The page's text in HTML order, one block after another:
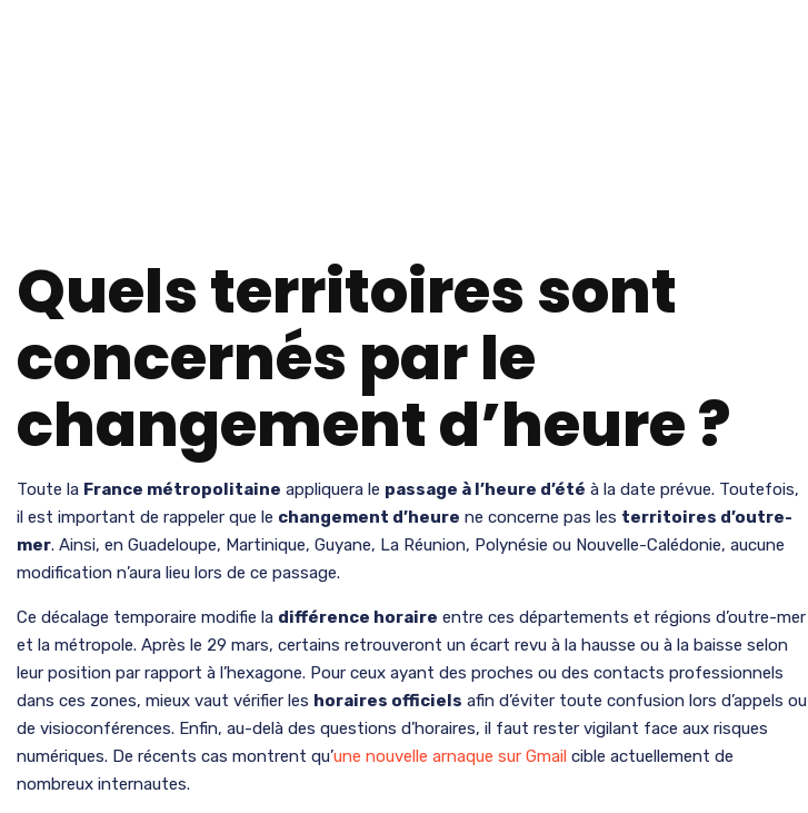
Quels territoires sont
concernés par le
changement d’heure ?
Toute la France métropolitaine appliquera le passage à l’heure d’été à la date prévue. Toutefois,
il est important de rappeler que le changement d’heure ne concerne pas les territoires d’outre-
mer. Ainsi, en Guadeloupe, Martinique, Guyane, La Réunion, Polynésie ou Nouvelle-Calédonie, aucune
modification n’aura lieu lors de ce passage.
Ce décalage temporaire modifie la différence horaire entre ces départements et régions d’outre-mer
et la métropole. Après le 29 mars, certains retrouveront un écart revu à la hausse ou à la baisse selon
leur position par rapport à l’hexagone. Pour ceux ayant des proches ou des contacts professionnels
dans ces zones, mieux vaut vérifier les horaires officiels afin d’éviter toute confusion lors d’appels ou
de visioconférences. Enfin, au-delà des questions d’horaires, il faut rester vigilant face aux risques
numériques. De récents cas montrent qu’une nouvelle arnaque sur Gmail cible actuellement de
nombreux internautes.